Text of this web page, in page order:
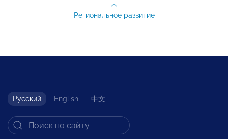
Региональное развитие
Русский English 中文